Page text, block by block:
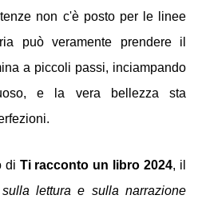
non c'è posto per le linee
può veramente prendere il
a piccoli passi, inciampando
e la vera bellezza sta
di Ti racconto un libro 2024
lettura e sulla narrazione